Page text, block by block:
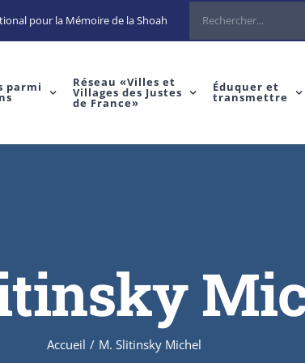
pour la Mémoire de la Shoah Rechercher
parmi Réseau «Villes et
Villages des Justes
de France»
Éduquer et
transmettre
Accueil / M. Slitinsky Michel